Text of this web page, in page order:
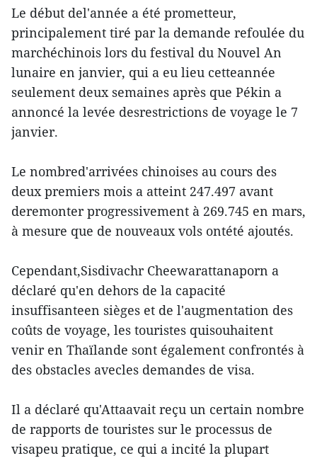
Le début del'année a été prometteur,
principalement tiré par la demande refoulée du
marchéchinois lors du festival du Nouvel An
lunaire en janvier, qui a eu lieu cetteannée
seulement deux semaines après que Pékin a
annoncé la levée desrestrictions de voyage le 7
janvier.
Le nombred'arrivées chinoises au cours des
deux premiers mois a atteint 247.497 avant
deremonter progressivement à 269.745 en mars,
à mesure que de nouveaux vols ontété ajoutés.
Cependant,Sisdivachr Cheewarattanaporn a
déclaré qu'en dehors de la capacité
insuffisanteen sièges et de l'augmentation des
coûts de voyage, les touristes quisouhaitent
venir en Thaïlande sont également confrontés à
des obstacles avecles demandes de visa.
Il a déclaré qu'Attaavait reçu un certain nombre
de rapports de touristes sur le processus de
visapeu pratique, ce qui a incité la plupart